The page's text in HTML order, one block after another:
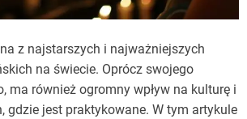
z najstarszych i najważniejszych
na świecie. Oprócz swojego
ma również ogromny wpływ na kulturę i
gdzie jest praktykowane. W tym artykule